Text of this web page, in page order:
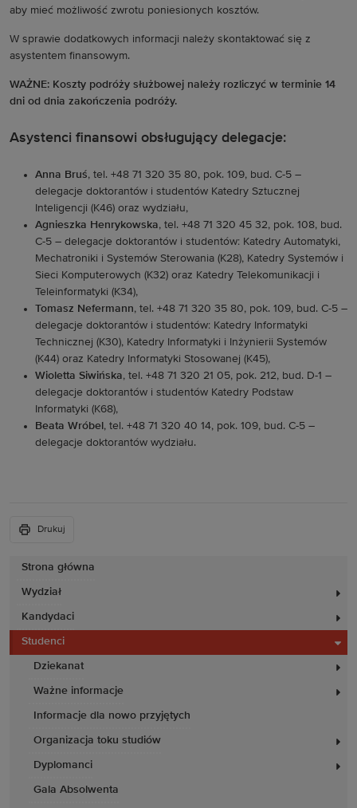
Strona główna
Wydział
Kandydaci
Studenci
Dziekanat
Ważne informacje
Informacje dla nowo przyjętych
Organizacja toku studiów
Dyplomanci
Gala Absolwenta
aby mieć możliwość zwrotu poniesionych kosztów.
W sprawie dodatkowych informacji należy skontaktować się z
asystentem finansowym.
WAŻNE: Koszty podróży służbowej należy rozliczyć w terminie 14
dni od dnia zakończenia podróży.
Asystenci finansowi obsługujący delegacje:
Anna Bruś, tel. +48 71 320 35 80, pok. 109, bud. C-5 –
delegacje doktorantów i studentów Katedry Sztucznej
Inteligencji (K46) oraz wydziału,
Agnieszka Henrykowska, tel. +48 71 320 45 32, pok. 108, bud.
C-5 – delegacje doktorantów i studentów: Katedry Automatyki,
Mechatroniki i Systemów Sterowania (K28), Katedry Systemów i
Sieci Komputerowych (K32) oraz Katedry Telekomunikacji i
Teleinformatyki (K34),
Tomasz Nefermann, tel. +48 71 320 35 80, pok. 109, bud. C-5 –
delegacje doktorantów i studentów: Katedry Informatyki
Technicznej (K30), Katedry Informatyki i Inżynierii Systemów
(K44) oraz Katedry Informatyki Stosowanej (K45),
Wioletta Siwińska, tel. +48 71 320 21 05, pok. 212, bud. D-1 –
delegacje doktorantów i studentów Katedry Podstaw
Informatyki (K68),
Beata Wróbel , tel. +48 71 320 40 14, pok. 109, bud. C-5 –
delegacje doktorantów wydziału.
Drukuj